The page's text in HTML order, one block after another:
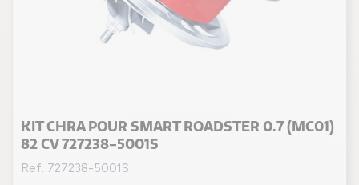
KIT CHRA POUR SMART ROADSTER 0.7 (MC01)
82 CV 727238-5001S
Ref. 727238-5001S